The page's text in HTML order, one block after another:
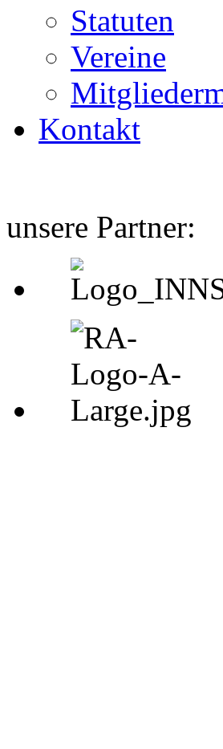
Statuten
Vereine
Kontakt
unsere Partner: